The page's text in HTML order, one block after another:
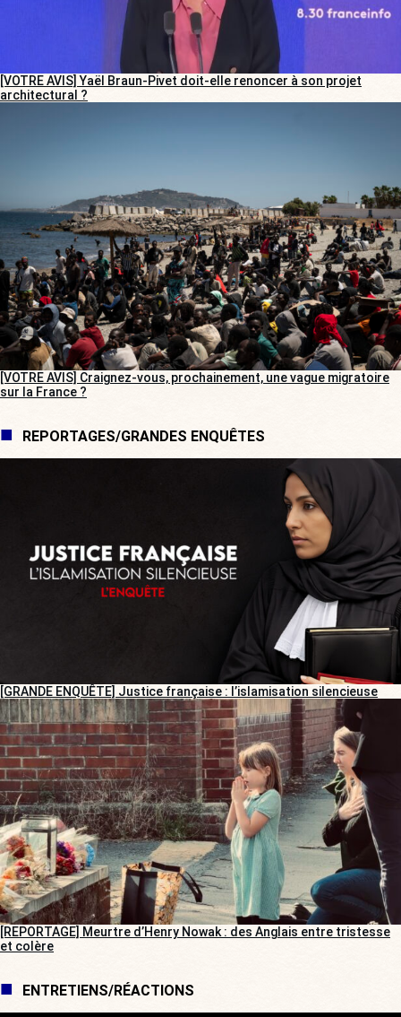
[VOTRE AVIS] Yaël Braun-Pivet doit-elle renoncer à son projet
architectural ?
[VOTRE AVIS] Craignez-vous, prochainement, une vague migratoire
sur la France ?
REPORTAGES/GRANDES ENQUÊTES
[GRANDE ENQUÊTE] Justice française : l’islamisation silencieuse
[REPORTAGE] Meurtre d’Henry Nowak : des Anglais entre tristesse
et colère
ENTRETIENS/RÉACTIONS